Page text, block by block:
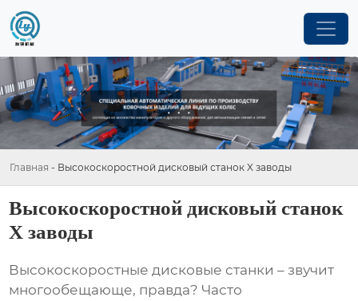
Главная - Высокоскоростной дисковый станок X заводы
Высокоскоростной дисковый станок
X заводы
Высокоскоростные дисковые станки – звучит
многообещающе, правда? Часто